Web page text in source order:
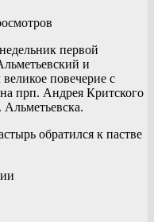
первой
и
повечерие с
прп. Андрея Критского
Альметьевска.
обратился к пастве